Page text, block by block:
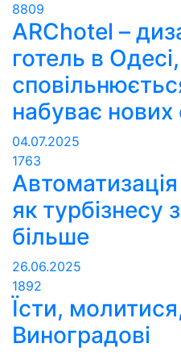
8809
ARChotel –
готель в
набуває нових
04.07.2025
1763
як турбізнесу
більше
26.06.2025
1892
Їсти,
Виноградові